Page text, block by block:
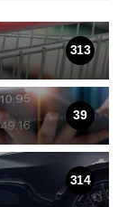
313
39
314